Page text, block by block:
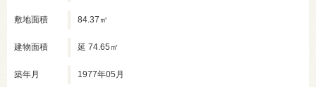
敷地面積 84.37㎡
建物面積 延 74.65㎡
築年月 1977年05月